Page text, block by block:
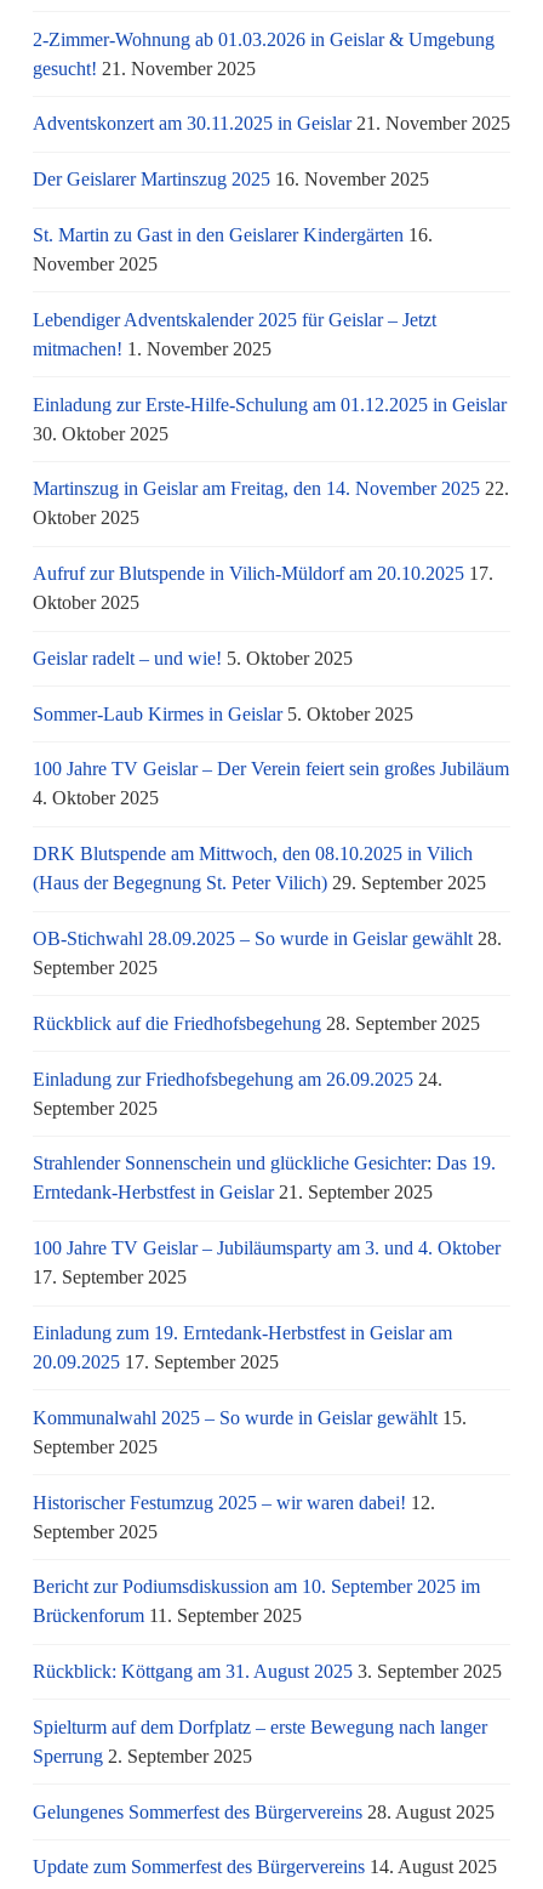
2-Zimmer-Wohnung ab 01.03.2026 in Geislar & Umgebung
gesucht! 21. November 2025
Adventskonzert am 30.11.2025 in Geislar 21. November 2025
Der Geislarer Martinszug 2025 16. November 2025
St. Martin zu Gast in den Geislarer Kindergärten 16.
November 2025
Lebendiger Adventskalender 2025 für Geislar – Jetzt
mitmachen! 1. November 2025
Einladung zur Erste-Hilfe-Schulung am 01.12.2025 in Geislar
30. Oktober 2025
Martinszug in Geislar am Freitag, den 14. November 2025 22.
Oktober 2025
Aufruf zur Blutspende in Vilich-Müldorf am 20.10.2025 17.
Oktober 2025
Geislar radelt – und wie! 5. Oktober 2025
Sommer-Laub Kirmes in Geislar 5. Oktober 2025
100 Jahre TV Geislar – Der Verein feiert sein großes Jubiläum
4. Oktober 2025
DRK Blutspende am Mittwoch, den 08.10.2025 in Vilich
(Haus der Begegnung St. Peter Vilich) 29. September 2025
OB-Stichwahl 28.09.2025 – So wurde in Geislar gewählt 28.
September 2025
Rückblick auf die Friedhofsbegehung 28. September 2025
Einladung zur Friedhofsbegehung am 26.09.2025 24.
September 2025
Strahlender Sonnenschein und glückliche Gesichter: Das 19.
Erntedank-Herbstfest in Geislar 21. September 2025
100 Jahre TV Geislar – Jubiläumsparty am 3. und 4. Oktober
17. September 2025
Einladung zum 19. Erntedank-Herbstfest in Geislar am
20.09.2025 17. September 2025
Kommunalwahl 2025 – So wurde in Geislar gewählt 15.
September 2025
Historischer Festumzug 2025 – wir waren dabei! 12.
September 2025
Bericht zur Podiumsdiskussion am 10. September 2025 im
Brückenforum 11. September 2025
Rückblick: Köttgang am 31. August 2025 3. September 2025
Spielturm auf dem Dorfplatz – erste Bewegung nach langer
Sperrung 2. September 2025
Gelungenes Sommerfest des Bürgervereins 28. August 2025
Update zum Sommerfest des Bürgervereins 14. August 2025